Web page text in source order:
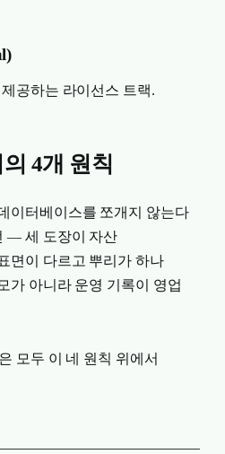
공하는 라이선스 트랙.
4개 원칙
이터베이스를 쪼개지 않는다
— 세 도장이 자산
면이 다르고 뿌리가 하나
가 아니라 운영 기록이 영업
모두 이 네 원칙 위에서